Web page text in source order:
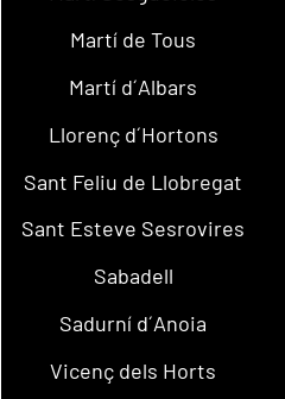
Martí de Tous
Martí d´Albars
Llorenç d´Hortons
Sant Feliu de Llobregat
Sant Esteve Sesrovires
Sabadell
Sadurní d´Anoia
Vicenç dels Horts